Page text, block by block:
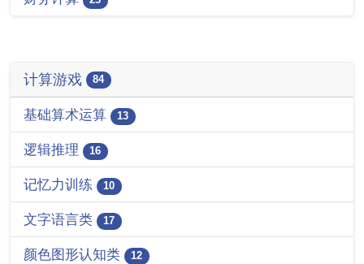
计算游戏 84
基础算术运算 13
逻辑推理 16
记忆力训练 10
文字语言类 17
颜色图形认知类 12